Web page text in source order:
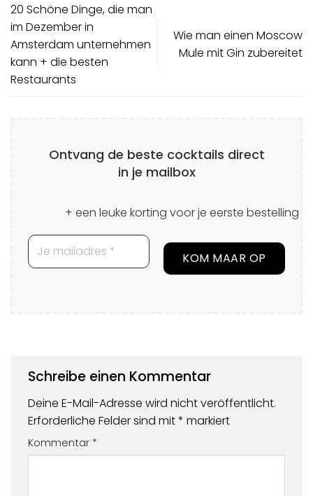
20 Schöne Dinge, die man
im Dezember in
Amsterdam unternehmen
kann + die besten
Restaurants
Wie man einen Moscow
Mule mit Gin zubereitet
Ontvang de beste cocktails direct
in je mailbox
+ een leuke korting voor je eerste bestelling
Schreibe einen Kommentar
Deine E-Mail-Adresse wird nicht veröffentlicht.
Erforderliche Felder sind mit* markiert
Kommentar *